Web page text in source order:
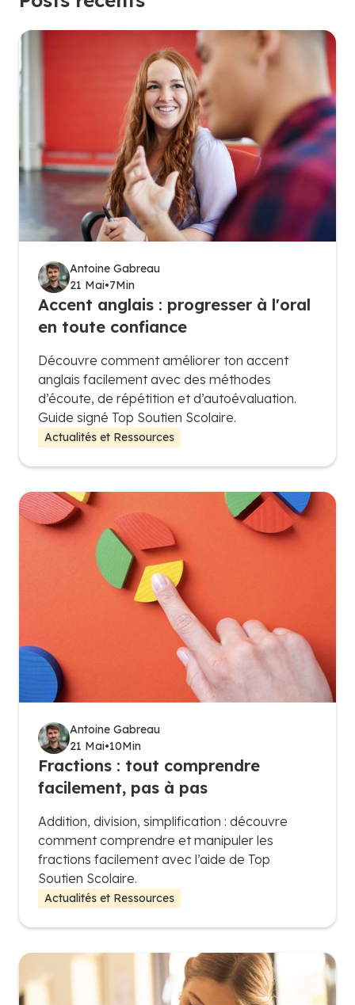
Antoine Gabreau
21 Mai•7Min
Accent anglais : progresser à l'oral
en toute confiance
Découvre comment améliorer ton accent
anglais facilement avec des méthodes
d’écoute, de répétition et d’autoévaluation.
Guide signé Top Soutien Scolaire.
Actualités et Ressources
Antoine Gabreau
21 Mai•10Min
Fractions : tout comprendre
facilement, pas à pas
Addition, division, simplification : découvre
comment comprendre et manipuler les
fractions facilement avec l’aide de Top
Soutien Scolaire.
Actualités et Ressources